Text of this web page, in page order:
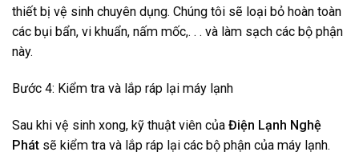
thiết bị vệ sinh chuyên dụng. Chúng tôi sẽ loại bỏ hoàn toàn
các bụi bẩn, vi khuẩn, nấm mốc,. . . và làm sạch các bộ phận
này.
Bước 4: Kiểm tra và lắp ráp lại máy lạnh
Sau khi vệ sinh xong, kỹ thuật viên của Điện Lạnh Nghệ
Phát sẽ kiểm tra và lắp ráp lại các bộ phận của máy lạnh.